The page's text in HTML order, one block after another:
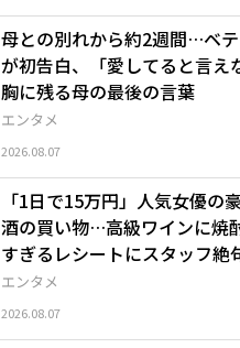
エンタメ
母との別れから約2週間…ベ
が初告白、「愛してると言え
胸に残る母の最後の言葉
2026.08.07
エンタメ
「1日で15万円」人気女優の
酒の買い物…高級ワインに焼
すぎるレシートにスタッフ絶
2026.08.07